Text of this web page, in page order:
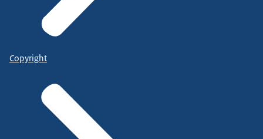
Copyright